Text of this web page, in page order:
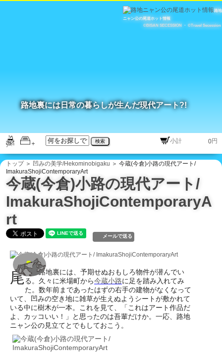
路地
ニャン公の尾道ホット情報
©BISAN SECESSION
・ ©Travel Secession
検索 円
路地裏には日常の暮らしが生んだ現代アート?!
トップ＞ 凹みの美学/Hekominobigaku ＞ 今蔵(今倉)小路の現代アート/
ImakuraShojiContemporaryArt
今蔵(今倉)小路の現代アート/
ImakuraShojiContemporaryA
rt
メールで送る
尾 道の路地裏には、予期せぬおもしろ物件が潜んでい
る。久々に米場町から今蔵小路に足を踏み入れてみ
た。数年前まであったはずの右手の建物がなくなって
いて、凹みの空き地に雑草が生えぬようシートが敷かれて
いる中に樹木が一本。これを見て、「これはアート作品だ
よ、カッコいい！」と思ったのは吾輩だけか。一応、路地
ニャン公の見立てとでもしておこう。